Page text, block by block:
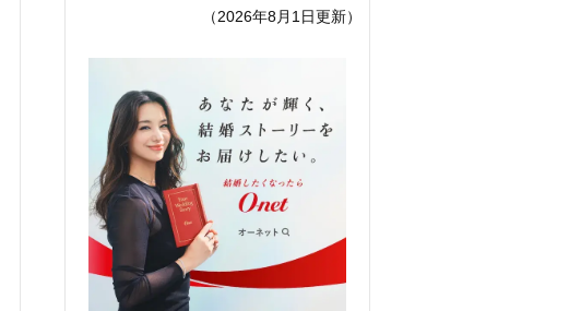
（2026年8月1日更新）